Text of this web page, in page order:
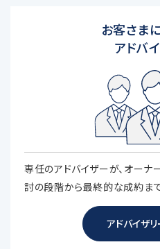
お客さま
アドバ
専任のアドバイザーが、オー
討の段階から最終的な成約ま
アドバイザ